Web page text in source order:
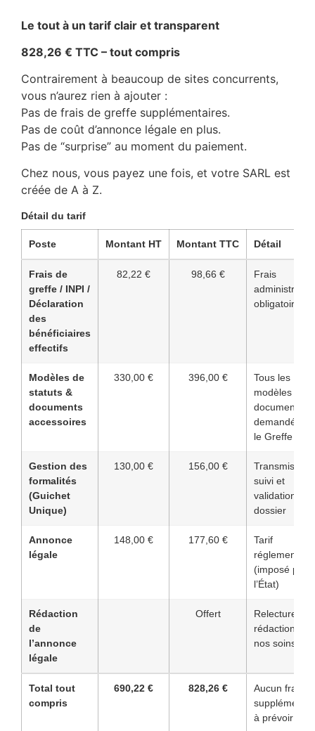
Le tout à un tarif clair et transparent
828,26 € TTC – tout compris
Contrairement à beaucoup de sites concurrents,
vous n’aurez rien à ajouter :
Pas de frais de greffe supplémentaires.
Pas de coût d’annonce légale en plus.
Pas de “surprise” au moment du paiement.
Chez nous, vous payez une fois, et votre SARL est
créée de A à Z.
Détail du tarif
Poste Montant HT Montant TTC Détail
Frais de
greffe / INPI /
Déclaration
des
bénéficiaires
effectifs
82,22 € 98,66 €
Frais
administratifs
obligatoires
Modèles de
statuts &
documents
accessoires
330,00 € 396,00 €
Tous les
modèles de
documents
demandés
le Greffe
Gestion des
formalités
(Guichet
Unique)
130,00 € 156,00 €
Transmission,
suivi et
validation du
dossier
Annonce
légale
148,00 € 177,60 €
Tarif
réglementé
(imposé par
l’État)
Rédaction
de
l’annonce
légale
Offert
Relecture et
rédaction par
nos soins
Total tout
compris
690,22 € 828,26 €
Aucun frais
à prévoir ✅